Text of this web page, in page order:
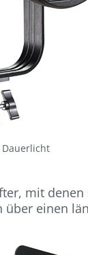
Dauerlicht
mit
einen